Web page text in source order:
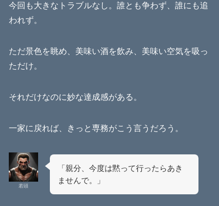
今回も大きなトラブルなし。誰とも争わず、誰にも追
われず。
ただ景色を眺め、美味い酒を飲み、美味い空気を吸っ
ただけ。
それだけなのに妙な達成感がある。
一家に戻れば、きっと専務がこう言うだろう。
若頭
「親分、今度は黙って行ったらあき
ませんで。」